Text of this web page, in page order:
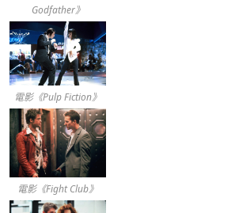
Godfather》
電影《Pulp Fiction》
電影《Fight Club》